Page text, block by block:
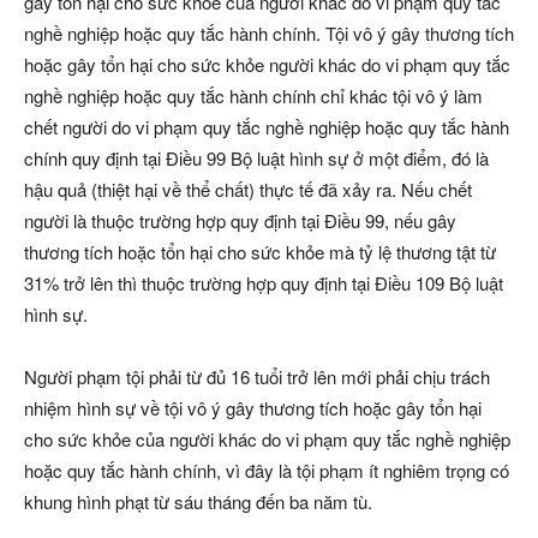
nghề nghiệp hoặc quy tắc hành chính. Tội vô ý gây thương tích
hoặc gây tổn hại cho sức khỏe người khác do vi phạm quy tắc
nghề nghiệp hoặc quy tắc hành chính chỉ khác tội vô ý làm
chết người do vi phạm quy tắc nghề nghiệp hoặc quy tắc hành
chính quy định tại Điều 99 Bộ luật hình sự ở một điểm, đó là
hậu quả (thiệt hại về thể chất) thực tế đã xảy ra. Nếu chết
người là thuộc trường hợp quy định tại Điều 99, nếu gây
thương tích hoặc tổn hại cho sức khỏe mà tỷ lệ thương tật từ
31% trở lên thì thuộc trường hợp quy định tại Điều 109 Bộ luật
hình sự.
Người phạm tội phải từ đủ 16 tuổi trở lên mới phải chịu trách
nhiệm hình sự về tội vô ý gây thương tích hoặc gây tổn hại
cho sức khỏe của người khác do vi phạm quy tắc nghề nghiệp
hoặc quy tắc hành chính, vì đây là tội phạm ít nghiêm trọng có
khung hình phạt từ sáu tháng đến ba năm tù.